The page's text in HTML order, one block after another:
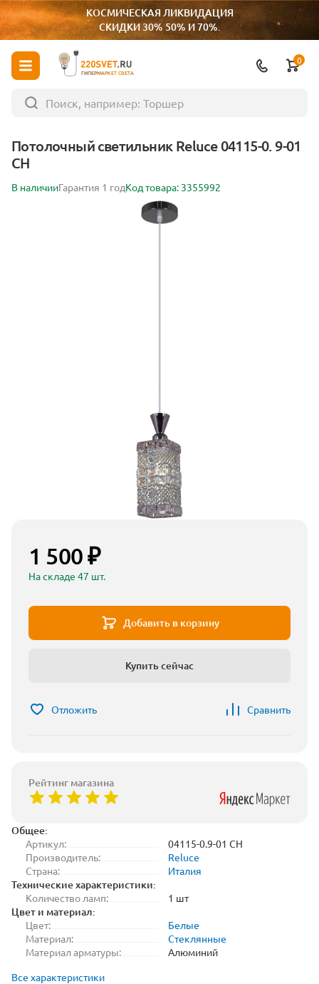
КОСМИЧЕСКАЯ ЛИКВИДАЦИЯ
СКИДКИ 30% 50% И 70%.
ГИПЕРМАРКЕТ СВЕТА
0
Потолочный светильник Reluce 04115-0. 9-01
CH
В наличииГарантия 1 годКод товара: 3355992
Общее:
Артикул:
04115-0.9-01 CH
Производитель:
Reluce
Страна:
Италия
Технические характеристики:
Количество ламп: 1 шт
Цвет и материал:
Цвет:
Белые
Материал:
Стеклянные
Материал арматуры:
Алюминий
Все характеристики
1 500 ₽
На складе 47 шт.
Добавить в корзину
Купить сейчас
Отложить Сравнить
Рейтинг магазина